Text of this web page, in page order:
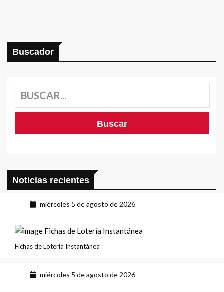
Buscador
Noticias recientes
miércoles 5 de agosto de 2026
Fichas de Lotería Instantánea
miércoles 5 de agosto de 2026